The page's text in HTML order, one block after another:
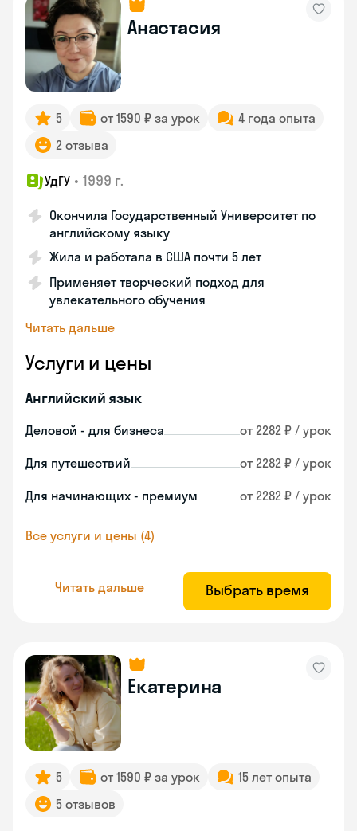
Анастасия
5 от 1590 ₽ за урок
4 года опыта
2 отзыва
УдГУ • 1999 г.
Окончила Государственный Университет по
английскому языку
Жила и работала в США почти 5 лет
Применяет творческий подход для
увлекательного обучения
Читать дальше
Услуги и цены
Английский язык
Деловой - для бизнеса от 2282 ₽ / урок
Для путешествий от 2282 ₽ / урок
Для начинающих - премиум от 2282 ₽ / урок
Все услуги и цены (4)
Читать дальше Выбрать время
Екатерина
5 от 1590 ₽ за урок
15 лет опыта
5 отзывов